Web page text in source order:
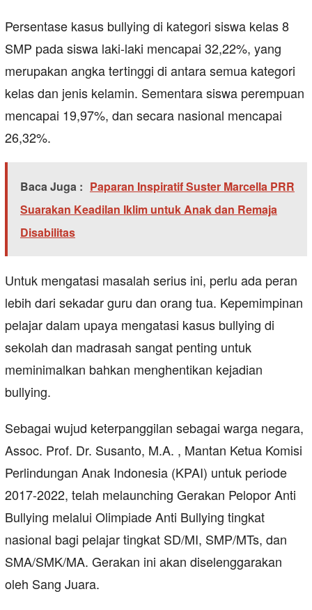
Persentase kasus bullying di kategori siswa kelas 8
SMP pada siswa laki-laki mencapai 32,22%, yang
merupakan angka tertinggi di antara semua kategori
kelas dan jenis kelamin. Sementara siswa perempuan
mencapai 19,97%, dan secara nasional mencapai
26,32%.
Baca Juga : Paparan Inspiratif Suster Marcella PRR
Suarakan Keadilan Iklim untuk Anak dan Remaja
Disabilitas
Untuk mengatasi masalah serius ini, perlu ada peran
lebih dari sekadar guru dan orang tua. Kepemimpinan
pelajar dalam upaya mengatasi kasus bullying di
sekolah dan madrasah sangat penting untuk
meminimalkan bahkan menghentikan kejadian
bullying.
Sebagai wujud keterpanggilan sebagai warga negara,
Assoc. Prof. Dr. Susanto, M.A. , Mantan Ketua Komisi
Perlindungan Anak Indonesia (KPAI) untuk periode
2017-2022, telah melaunching Gerakan Pelopor Anti
Bullying melalui Olimpiade Anti Bullying tingkat
nasional bagi pelajar tingkat SD/MI, SMP/MTs, dan
SMA/SMK/MA. Gerakan ini akan diselenggarakan
oleh Sang Juara.